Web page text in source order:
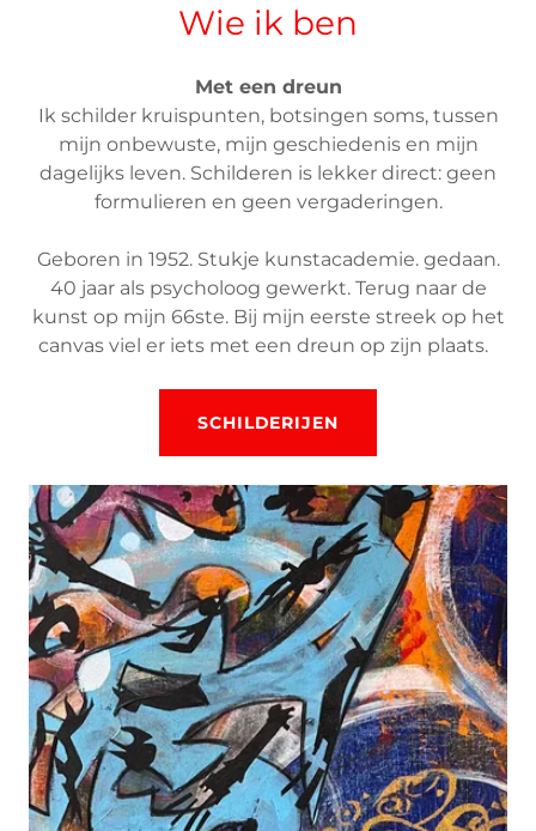
Wie ik ben
Met een dreun
Ik schilder kruispunten, botsingen soms, tussen
mijn onbewuste, mijn geschiedenis en mijn
dagelijks leven. Schilderen is lekker direct: geen
formulieren en geen vergaderingen.
Geboren in 1952. Stukje kunstacademie. gedaan.
40 jaar als psycholoog gewerkt. Terug naar de
kunst op mijn 66ste. Bij mijn eerste streek op het
canvas viel er iets met een dreun op zijn plaats.
SCHILDERIJEN